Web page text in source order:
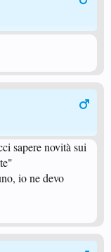
sapere novità sui
io ne devo